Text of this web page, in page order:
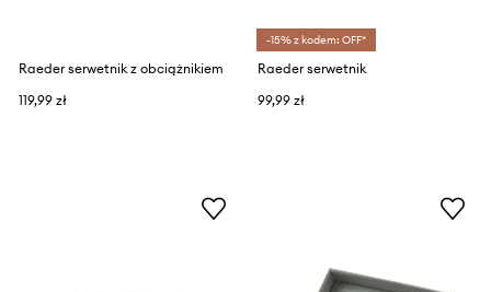
Raeder serwetnik z obciążnikiem
119,99 zł
-15% z kodem: OFF*
Raeder serwetnik
99,99 zł